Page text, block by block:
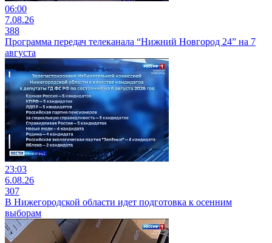
06:00
7.08.26
388
Программа передач телеканала “Нижний Новгород 24” на 7
августа
23:03
6.08.26
307
В Нижегородской области идет подготовка к осенним
выборам